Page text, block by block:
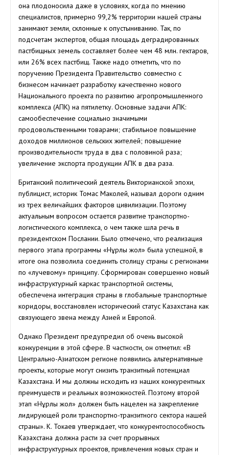
она плодоносила даже в условиях, когда по мнению
специалистов, примерно 99,2% территории нашей страны
занимают земли, склонные к опустыниванию. Так, по
подсчетам экспертов, общая площадь деградированных
пастбищных земель составляет более чем 48 млн. гектаров,
или 26% всех пастбищ. Также надо отметить, что по
поручению Президента Правительство совместно с
бизнесом начинает разработку качественно нового
Национального проекта по развитию агропромышленного
комплекса (АПК) на пятилетку. Основные задачи АПК:
самообеспечение социально значимыми
продовольственными товарами; стабильное повышение
доходов миллионов сельских жителей; повышение
производительности труда в два с половиной раза;
увеличение экспорта продукции АПК в два раза.
Британский политический деятель Викторианской эпохи,
публицист, историк Томас Маколей, называл дороги одним
из трех величайших факторов цивилизации. Поэтому
актуальным вопросом остается развитие транспортно-
логистического комплекса, о чем также шла речь в
президентском Послании. Было отмечено, что реализация
первого этапа программы «Нұрлы жол» была успешной, в
итоге она позволила соединить столицу страны с регионами
по «лучевому» принципу. Сформирован совершенно новый
инфраструктурный каркас транспортной системы,
обеспечена интеграция страны в глобальные транспортные
коридоры, восстановлен исторический статус Казахстана как
связующего звена между Азией и Европой.
Однако Президент предупредил об очень высокой
конкуренции в этой сфере. В частности, он отметил: «В
Центрально-Азиатском регионе появились альтернативные
проекты, которые могут снизить транзитный потенциал
Казахстана. И мы должны исходить из наших конкурентных
преимуществ и реальных возможностей. Поэтому второй
этап «Нұрлы жол» должен быть нацелен на закрепление
лидирующей роли транспортно-транзитного сектора нашей
страны». К. Токаев утверждает, что конкурентоспособность
Казахстана должна расти за счет прорывных
инфраструктурных проектов, привлечения новых стран и